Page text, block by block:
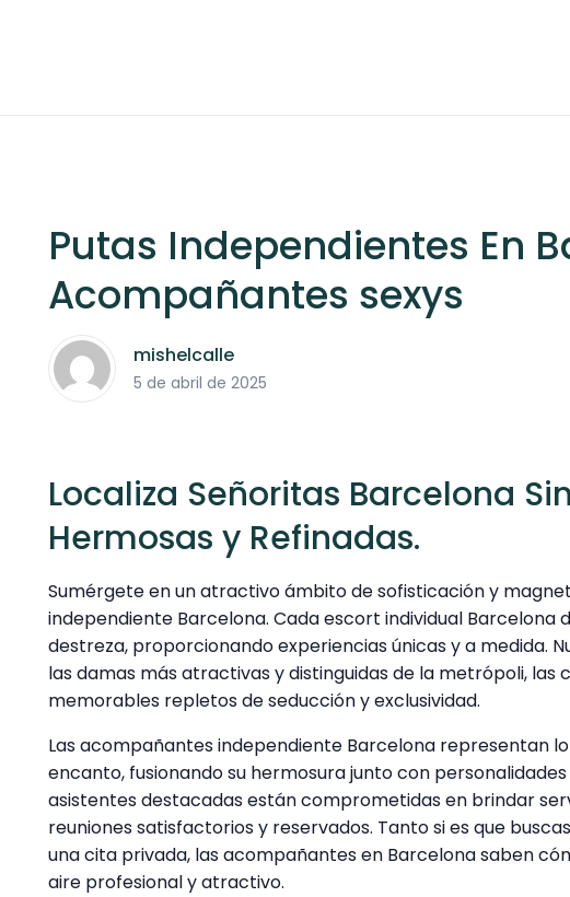
Putas Independientes En
Acompañantes sexys
mishelcalle
5 de abril de 2025
Localiza Señoritas Barcelona
Hermosas y Refinadas.
Sumérgete en un atractivo ámbito de sofisticación y
independiente Barcelona. Cada escort individual Barcelona
destreza, proporcionando experiencias únicas y a medida.
las damas más atractivas y distinguidas de la metrópoli, las
memorables repletos de seducción y exclusividad.
Las acompañantes independiente Barcelona representan
encanto, fusionando su hermosura junto con
asistentes destacadas están comprometidas en brindar
reuniones satisfactorios y reservados. Tanto si es que
una cita privada, las acompañantes en Barcelona saben
aire profesional y atractivo.